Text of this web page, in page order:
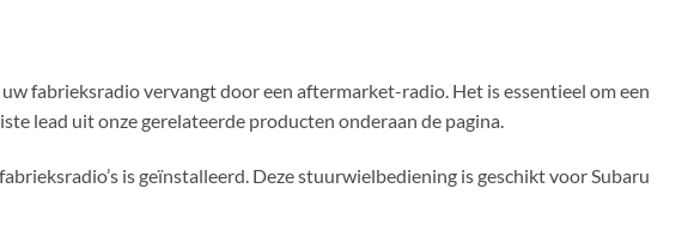
fabrieksradio vervangt door een aftermarket-radio. Het is essentieel om een
lead uit onze gerelateerde producten onderaan de pagina.
is geïnstalleerd. Deze stuurwielbediening is geschikt voor Subaru